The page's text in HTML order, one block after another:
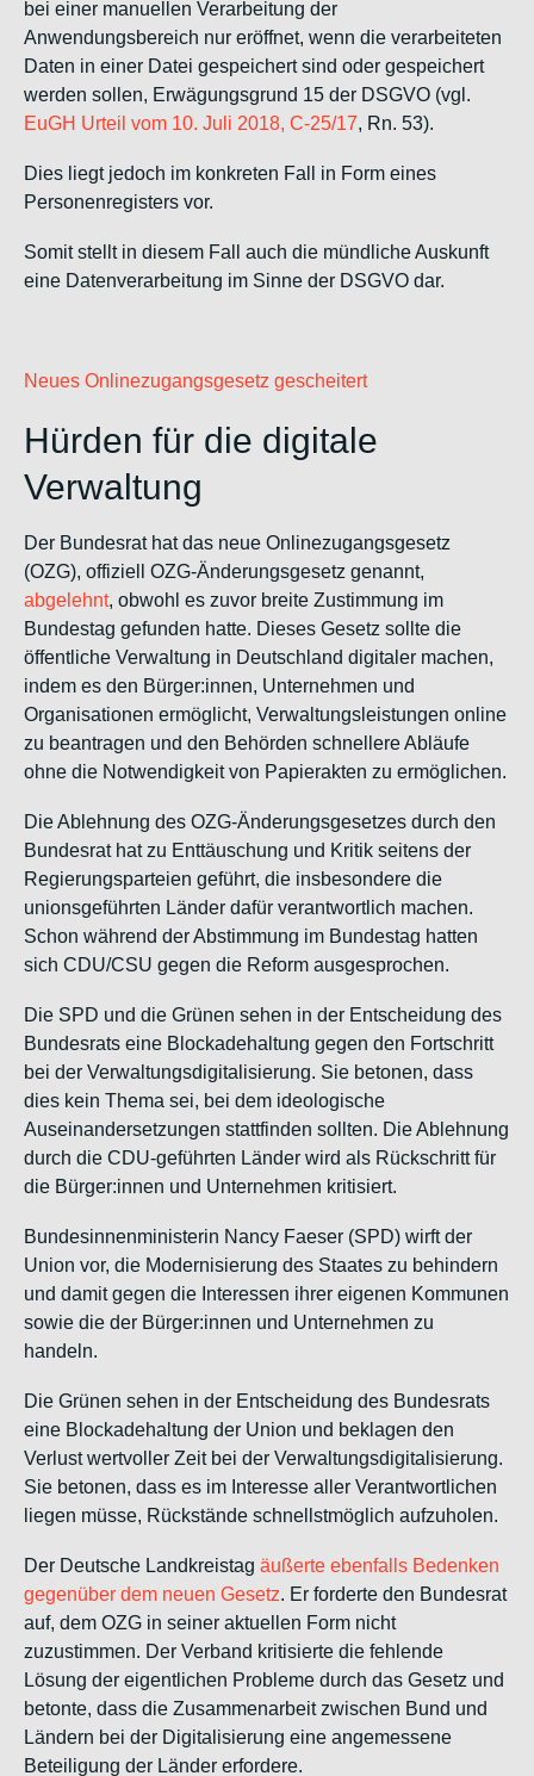
bei einer manuellen Verarbeitung der
Anwendungsbereich nur eröffnet, wenn die verarbeiteten
Daten in einer Datei gespeichert sind oder gespeichert
werden sollen, Erwägungsgrund 15 der DSGVO (vgl.
EuGH Urteil vom 10. Juli 2018, C‑25/17, Rn. 53).
Dies liegt jedoch im konkreten Fall in Form eines
Personenregisters vor.
Somit stellt in diesem Fall auch die mündliche Auskunft
eine Datenverarbeitung im Sinne der DSGVO dar.
Neues Onlinezugangsgesetz gescheitert
Hürden für die digitale
Verwaltung
Der Bundesrat hat das neue Onlinezugangsgesetz
(OZG), offiziell OZG-Änderungsgesetz genannt,
abgelehnt, obwohl es zuvor breite Zustimmung im
Bundestag gefunden hatte. Dieses Gesetz sollte die
öffentliche Verwaltung in Deutschland digitaler machen,
indem es den Bürger:innen, Unternehmen und
Organisationen ermöglicht, Verwaltungsleistungen online
zu beantragen und den Behörden schnellere Abläufe
ohne die Notwendigkeit von Papierakten zu ermöglichen.
Die Ablehnung des OZG-Änderungsgesetzes durch den
Bundesrat hat zu Enttäuschung und Kritik seitens der
Regierungsparteien geführt, die insbesondere die
unionsgeführten Länder dafür verantwortlich machen.
Schon während der Abstimmung im Bundestag hatten
sich CDU/CSU gegen die Reform ausgesprochen.
Die SPD und die Grünen sehen in der Entscheidung des
Bundesrats eine Blockadehaltung gegen den Fortschritt
bei der Verwaltungsdigitalisierung. Sie betonen, dass
dies kein Thema sei, bei dem ideologische
Auseinandersetzungen stattfinden sollten. Die Ablehnung
durch die CDU-geführten Länder wird als Rückschritt für
die Bürger:innen und Unternehmen kritisiert.
Bundesinnenministerin Nancy Faeser (SPD) wirft der
Union vor, die Modernisierung des Staates zu behindern
und damit gegen die Interessen ihrer eigenen Kommunen
sowie die der Bürger:innen und Unternehmen zu
handeln.
Die Grünen sehen in der Entscheidung des Bundesrats
eine Blockadehaltung der Union und beklagen den
Verlust wertvoller Zeit bei der Verwaltungsdigitalisierung.
Sie betonen, dass es im Interesse aller Verantwortlichen
liegen müsse, Rückstände schnellstmöglich aufzuholen.
Der Deutsche Landkreistag äußerte ebenfalls Bedenken
gegenüber dem neuen Gesetz. Er forderte den Bundesrat
auf, dem OZG in seiner aktuellen Form nicht
zuzustimmen. Der Verband kritisierte die fehlende
Lösung der eigentlichen Probleme durch das Gesetz und
betonte, dass die Zusammenarbeit zwischen Bund und
Ländern bei der Digitalisierung eine angemessene
Beteiligung der Länder erfordere.